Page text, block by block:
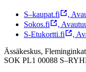
S–kaupat.fi ,
Sokos.fi
,
S-Etukortti.fi
,
Ässäkeskus,
SOK PL1 00088